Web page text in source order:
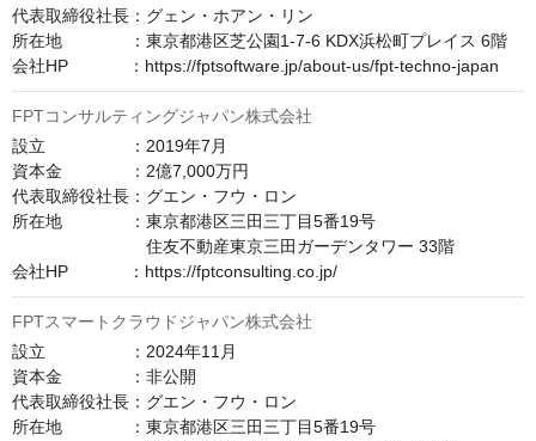
代表取締役社長：グェン・ホアン・リン
所在地　　　　：東京都港区芝公園1-7-6 KDX浜松町プレイス 6階
会社HP　　　  ：https://fptsoftware.jp/about-us/fpt-techno-japan
FPTコンサルティングジャパン株式会社
設立　　　　　：2019年7月
資本金　　　　：2億7,000万円
代表取締役社長：グエン・フウ・ロン
所在地　　　　：東京都港区三田三丁目5番19号
住友不動産東京三田ガーデンタワー 33階
会社HP　　　  ：https://fptconsulting.co.jp/
FPTスマートクラウドジャパン株式会社
設立　　　　　：2024年11月
資本金　　　　：非公開
代表取締役社長：グエン・フウ・ロン
所在地　　　　：東京都港区三田三丁目5番19号